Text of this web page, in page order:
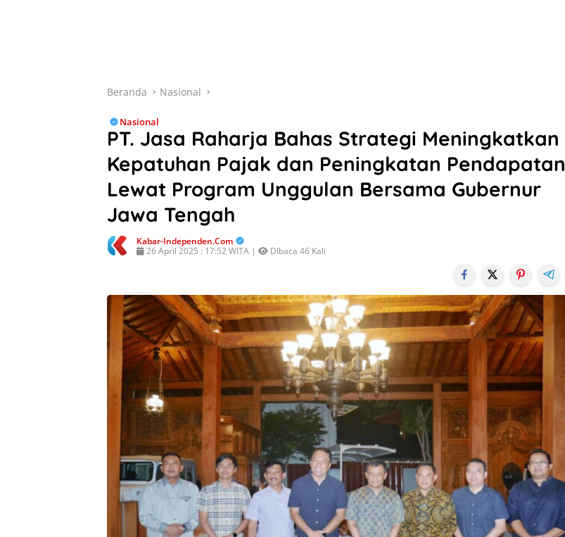
Beranda Nasional
Nasional
PT. Jasa Raharja Bahas Strategi Meningkatkan
Kepatuhan Pajak dan Peningkatan Pendapatan
Lewat Program Unggulan Bersama Gubernur
Jawa Tengah
Kabar-Independen.com
26 April 2025 : 17:52 WITA |
DIbaca 46 Kali